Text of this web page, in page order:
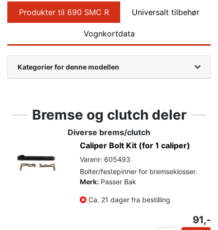
Produkter til 690 SMC R
Universalt tilbehør
Vognkortdata
Kategorier for denne modellen
Bremse og clutch deler
Diverse brems/clutch
Caliper Bolt Kit (for 1 caliper)
Varenr: 605493
Bolter/festepinner for bremseklosser.
Merk: Passer Bak
Ca. 21 dager fra bestilling
91,-